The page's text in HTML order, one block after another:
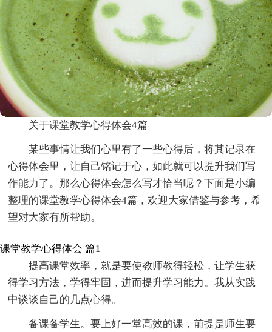
关于课堂教学心得体会4篇
某些事情让我们心里有了一些心得后，将其记录在
心得体会里，让自己铭记于心，如此就可以提升我们写
作能力了。那么心得体会怎么写才恰当呢？下面是小编
整理的课堂教学心得体会4篇，欢迎大家借鉴与参考，希
望对大家有所帮助。
课堂教学心得体会 篇1
提高课堂效率，就是要使教师教得轻松，让学生获
得学习方法，学得牢固，进而提升学习能力。我从实践
中谈谈自己的几点心得。
备课备学生。要上好一堂高效的课，前提是师生要